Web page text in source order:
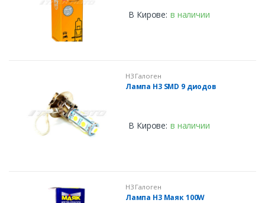
В Кирове: в наличии
H3 Галоген
Лампа H3 SMD 9 диодов
В Кирове: в наличии
H3 Галоген
Лампа H3 Маяк 100W